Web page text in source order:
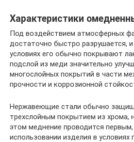
Характеристики
Под воздействием атмосферных
достаточно быстро разрушается,
условиях его обычно покрывают
подслой из меди значительно
многослойных покрытий в части
прочности и коррозионной
Нержавеющие стали обычно
трехслойным покрытием из хрома,
этом меднение проводится
использовании изделия в условиях